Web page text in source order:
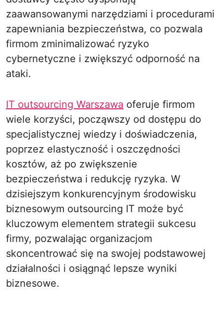
zaawansowanymi narzędziami i procedurami
zapewniania bezpieczeństwa, co pozwala
firmom zminimalizować ryzyko
cybernetyczne i zwiększyć odporność na
ataki.
IT outsourcing Warszawa oferuje firmom
wiele korzyści, począwszy od dostępu do
specjalistycznej wiedzy i doświadczenia,
poprzez elastyczność i oszczędności
kosztów, aż po zwiększenie
bezpieczeństwa i redukcję ryzyka. W
dzisiejszym konkurencyjnym środowisku
biznesowym outsourcing IT może być
kluczowym elementem strategii sukcesu
firmy, pozwalając organizacjom
skoncentrować się na swojej podstawowej
działalności i osiągnąć lepsze wyniki
biznesowe.